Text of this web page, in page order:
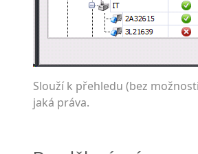
Slouží k přehledu (bez
jaká práva.